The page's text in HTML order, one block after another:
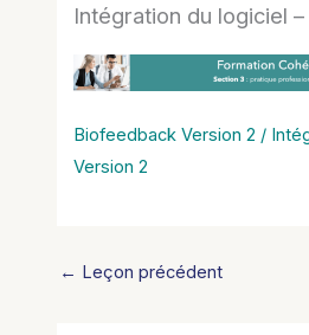
Intégration du logiciel
Biofeedback Version 2 /
Version 2
← Leçon précédent